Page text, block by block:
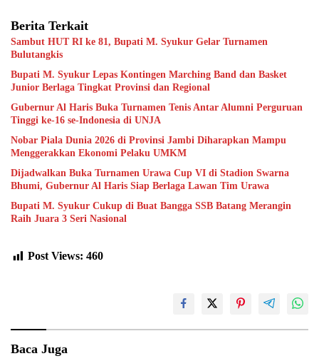
Berita Terkait
Sambut HUT RI ke 81, Bupati M. Syukur Gelar Turnamen
Bulutangkis
Bupati M. Syukur Lepas Kontingen Marching Band dan Basket
Junior Berlaga Tingkat Provinsi dan Regional
Gubernur Al Haris Buka Turnamen Tenis Antar Alumni Perguruan
Tinggi ke-16 se-Indonesia di UNJA
Nobar Piala Dunia 2026 di Provinsi Jambi Diharapkan Mampu
Menggerakkan Ekonomi Pelaku UMKM
Dijadwalkan Buka Turnamen Urawa Cup VI di Stadion Swarna
Bhumi, Gubernur Al Haris Siap Berlaga Lawan Tim Urawa
Bupati M. Syukur Cukup di Buat Bangga SSB Batang Merangin
Raih Juara 3 Seri Nasional
Post Views: 460
Baca Juga